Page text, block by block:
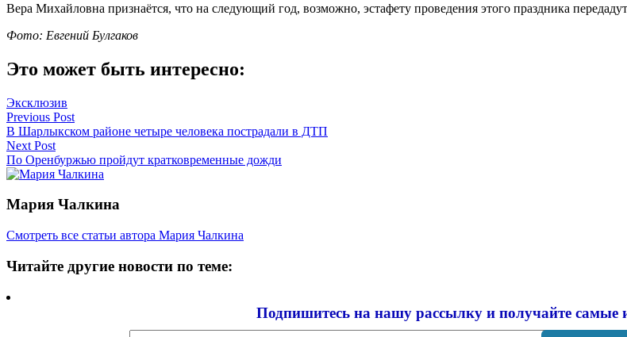
Вера Михайловна признаётся, что на следующий год, возможно, эстафету проведения этого праздника
Фото: Евгений Булгаков
Это может быть интересно:
Эксклюзив
Навигация
по
записям
Previous Post
В Шарлыкском районе четыре человека пострадали в ДТП
Next Post
По Оренбуржью пройдут кратковременные дожди
Мария Чалкина
Смотреть все статьи автора Мария Чалкина
Читайте другие новости по теме:
Подпишитесь на нашу рассылку и получайте самые